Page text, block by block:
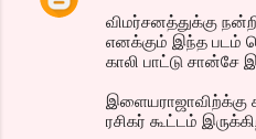
விமர்சனத்துக்கு
எனக்கும் இந்த படம்
காலி பாட்டு சான்சே
இளையராஜாவிற்க்கு
ரசிகர் கூட்டம்